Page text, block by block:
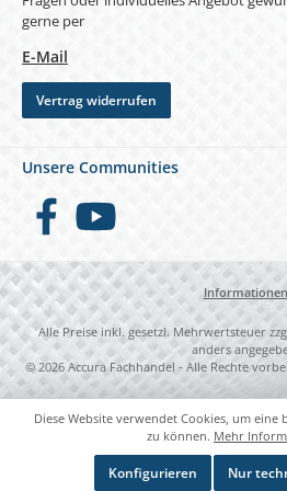
gerne per
E-Mail
Vertrag widerrufen
Unsere Communities
FacebookYouTube
Informationen
Alle Preise inkl. gesetzl. Mehrwertsteuer
anders
© 2026 Accura Fachhandel - Alle Rechte
Diese Website verwendet Cookies, um
zu können. Mehr
Nur
Konfigurieren